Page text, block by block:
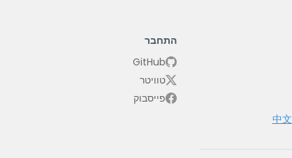
התחבר
GitHub
טוויטר
פייסבוק
中文